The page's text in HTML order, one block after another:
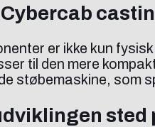
Cybercab
er ikke kun
til den mere
støbemaskine, som
sted